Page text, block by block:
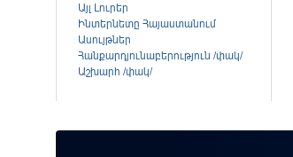
Այլ Լուրեր
Ինտերնետը Հայաստանում
Ասույթներ
Հանքարդյունաբերություն /փակ/
Աշխարհ /փակ/